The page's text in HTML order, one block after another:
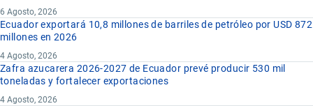
6 Agosto, 2026
Ecuador exportará 10,8 millones de barriles de petróleo por USD 872
millones en 2026
4 Agosto, 2026
Zafra azucarera 2026-2027 de Ecuador prevé producir 530 mil
toneladas y fortalecer exportaciones
4 Agosto, 2026